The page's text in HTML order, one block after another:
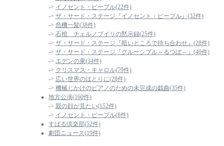
-> イノセント・ピープル(22件)
-> ザ・サード・ステージ『イノセント・ピープル』(32件)
-> 危機一髪(38件)
-> 石棺 チェルノブイリの黙示録(25件)
-> ザ・サード・ステージ『暗いところで待ち合わせ』(28件)
-> ザ・サード・ステージ『クルーシブル～るつぼ～』(40件)
-> エデンの東(34件)
-> クリスマス・キャロル(79件)
-> 広い世界のほとりに(28件)
-> 機械じかけのピアノのための未完成の戯曲(35件)
地方公演(160件)
-> 親の顔が見たい(152件)
-> イノセント・ピープル(8件)
すばる倶楽部(52件)
劇団ニュース(19件)